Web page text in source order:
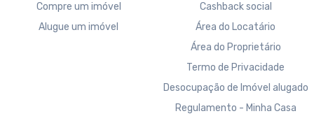
Compre um imóvel
Alugue um imóvel
Cashback social
Área do Locatário
Área do Proprietário
Termo de Privacidade
Desocupação de Imóvel alugado
Regulamento - Minha Casa